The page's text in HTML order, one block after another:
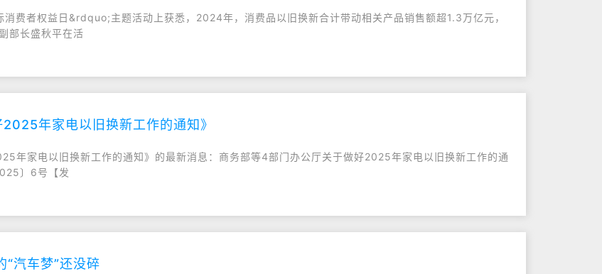
费者权益日&rdquo;主题活动上获悉，2024年，消费品以旧换新合计带动相关产品销售额超1.3万亿元，
部长盛秋平在活
年家电以旧换新工作的通知》
年家电以旧换新工作的通知》的最新消息：商务部等4部门办公厅关于做好2025年家电以旧换新工作的通
〕6号【发
“汽车梦”还没碎